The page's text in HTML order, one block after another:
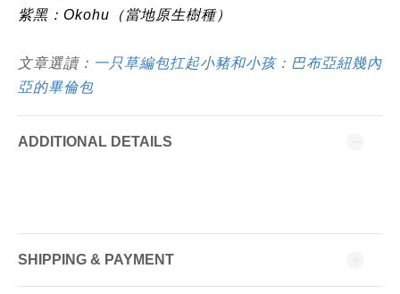
紫黑： Okohu （當地原生樹種）
文章選讀： 一只草編包扛起小豬和小孩：巴布亞紐幾內
亞的畢倫包
ADDITIONAL DETAILS
SHIPPING & PAYMENT